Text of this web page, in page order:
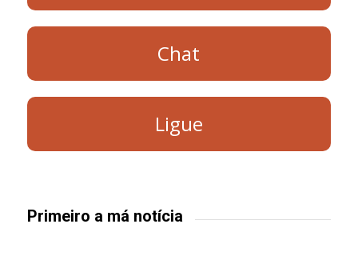
Chat
Ligue
Primeiro a má notícia